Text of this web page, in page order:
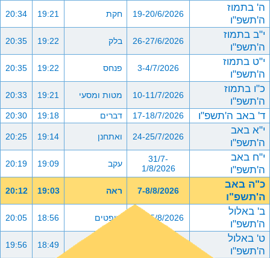
ה' בתמוז
ה'תשפ"ו
19-20/6/2026 חקת 19:21
20:34
י"ב בתמוז
ה'תשפ"ו
26-27/6/2026 בלק 19:22
20:35
י"ט בתמוז
ה'תשפ"ו
3-4/7/2026 פנחס 19:22
20:35
כ"ו בתמוז
ה'תשפ"ו
10-11/7/2026 מטות ומסעי 19:21
20:33
ד' באב ה'תשפ"ו 17-18/7/2026 דברים 19:18
20:30
י"א באב
ה'תשפ"ו
24-25/7/2026 ואתחנן 19:14
20:25
י"ח באב
ה'תשפ"ו
31/7-
1/8/2026
עקב 19:09
20:19
כ"ה באב
ה'תשפ"ו
7-8/8/2026 ראה 19:03
20:12
ב' באלול
ה'תשפ"ו
14-15/8/2026 שופטים 18:56
20:05
ט' באלול
ה'תשפ"ו
18:49
19:56